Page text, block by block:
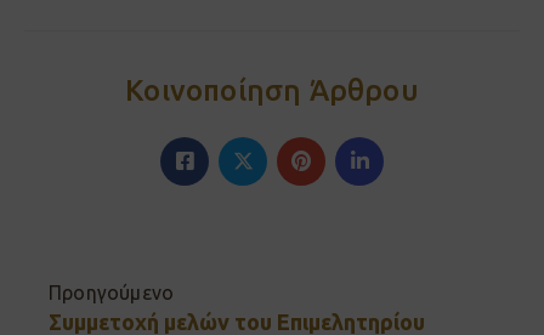
Κοινοποίηση Άρθρου
Προηγούμενο
Συμμετοχή μελών του Επιμελητηρίου